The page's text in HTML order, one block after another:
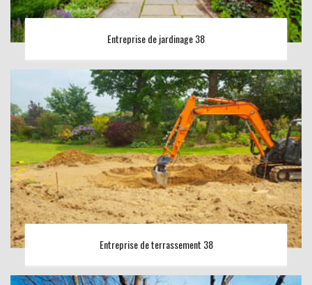
Entreprise de jardinage 38
Entreprise de terrassement 38